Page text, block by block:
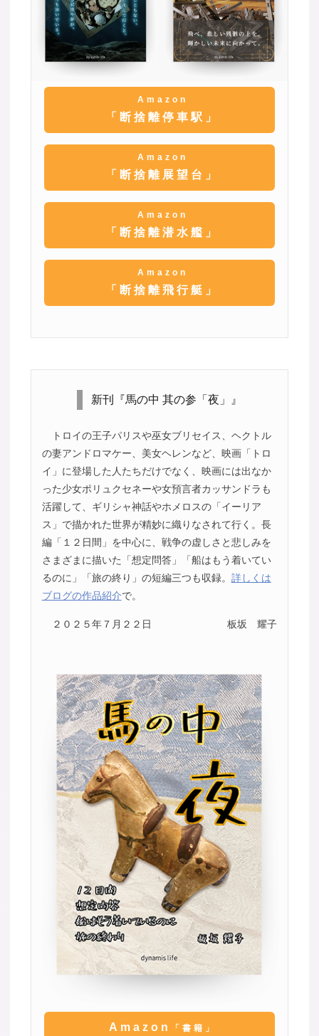
Amazon
「断捨離停車駅」
Amazon
「断捨離展望台」
Amazon
「断捨離潜水艦」
Amazon
「断捨離飛行艇」
新刊『馬の中 其の参「夜」』
トロイの王子パリスや巫女ブリセイス、ヘクトル
の妻アンドロマケー、美女ヘレンなど、映画「トロ
イ」に登場した人たちだけでなく、映画には出なか
った少女ポリュクセネーや女預言者カッサンドラも
活躍して、ギリシャ神話やホメロスの「イーリア
ス」で描かれた世界が精妙に織りなされて行く。長
編「１２日間」を中心に、戦争の虚しさと悲しみを
さまざまに描いた「想定問答」「船はもう着いてい
るのに」「旅の終り」の短編三つも収録。 詳しくは
ブログの作品紹介で。
２０２５年７月２２日 板坂 耀子
Amazon 「書籍」